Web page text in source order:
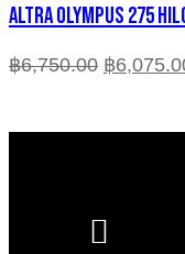
ALTRA OLYMPUS 275
฿6,750.00 ฿